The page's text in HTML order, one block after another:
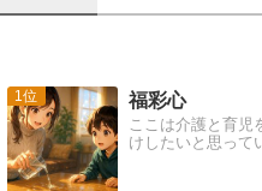
1 福彩心
ここは介護と育児
けしたいと思って